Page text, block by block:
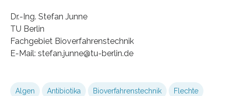
Dr.-Ing. Stefan Junne
TU Berlin
Fachgebiet Bioverfahrenstechnik
E-Mail: stefan.junne@tu-berlin.de
Algen Antibiotika Bioverfahrenstechnik Flechte